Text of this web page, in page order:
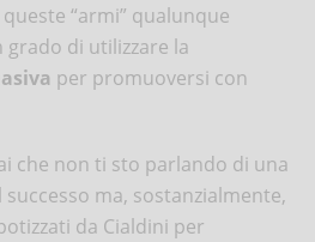
“armi” qualunque
di utilizzare la
per promuoversi con
che non ti sto parlando di una
ma, sostanzialmente,
da Cialdini per